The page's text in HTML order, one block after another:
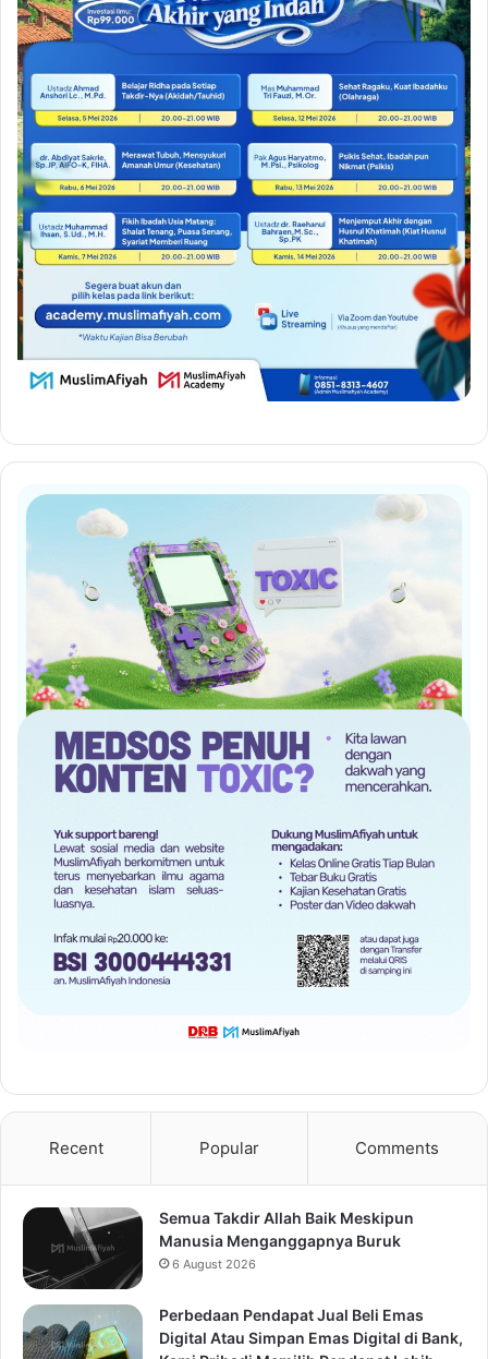
Recent Popular Comments
Semua Takdir Allah Baik Meskipun
Manusia Menganggapnya Buruk
6 August 2026
Perbedaan Pendapat Jual Beli Emas
Digital Atau Simpan Emas Digital di Bank,